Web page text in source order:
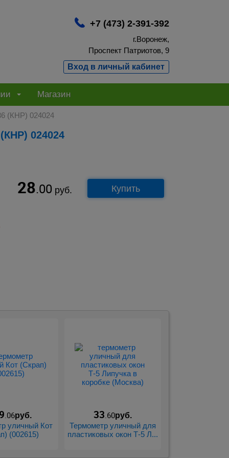
+7 (473) 2-391-392
г.Воронеж,
Проспект Патриотов, 9
Вход в личный кабинет
Магазин
(КНР) 024024
024024
28.00 руб. Купить
.06руб.
уличный Кот
(002615)
33.60руб.
Термометр уличный для
пластиковых окон Т-5 Л...